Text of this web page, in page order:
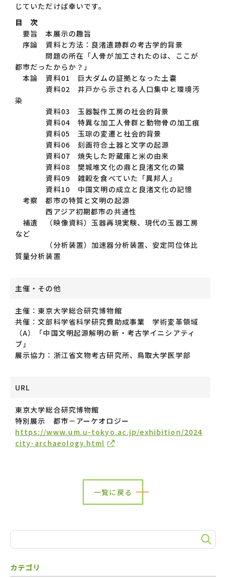
じていただけば幸いです。
目 次
要旨 本展示の趣旨
序論 資料と方法：良渚遺跡群の考古学的背景
問題の所在「人骨が加工されたのは、ここが
都市だったからか？」
本論 資料01 巨大ダムの証拠となった土嚢
資料02 井戸から示される人口集中と環境汚
染
資料03 玉器製作工房の社会的背景
資料04 特異な加工人骨群と動物骨の加工痕
資料05 玉琮の変遷と社会的背景
資料06 刻画符合土器と文字の起源
資料07 焼失した貯蔵庫と米の由来
資料08 樊城堆文化の鼎と良渚文化の鬹
資料09 雑穀を食べていた「異邦人」
資料10 中国文明の成立と良渚文化の記憶
考察 都市の特質と文明の起源
西アジア初期都市の共通性
補遺 （映像資料）玉器再現実験、現代の玉器工房
など
（分析装置）加速器分析装置、安定同位体比
質量分析装置
主催・その他
主催：東京大学総合研究博物館
共催：文部科学省科学研究費助成事業 学術変革領域
（A）「中国文明起源解明の新・考古学イニシアティ
ブ」
展示協力：浙江省文物考古研究所、鳥取大学医学部
URL
東京大学総合研究博物館
特別展示 都市－アーケオロジー
https://www.um.u-tokyo.ac.jp/exhibition/2024
city-archaeology.html
一覧に戻る
カテゴリ